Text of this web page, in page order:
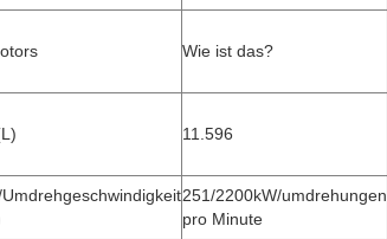
Wie ist das?
11.596
251/2200kW/umdrehungen
pro Minute